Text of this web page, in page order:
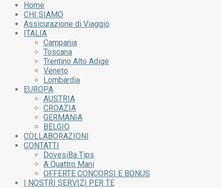
Home
CHI SIAMO
Assicurazione di Viaggio
ITALIA
Campania
Toscana
Trentino Alto Adige
Veneto
Lombardia
EUROPA
AUSTRIA
CROAZIA
GERMANIA
BELGIO
COLLABORAZIONI
CONTATTI
DovesiBa Tips
A Quattro Mani
OFFERTE CONCORSI E BONUS
I NOSTRI SERVIZI PER TE